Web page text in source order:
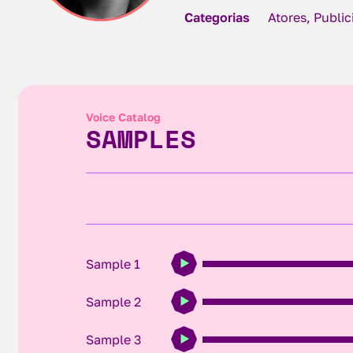
Categorias Atores,
Voice Catalog
SAMPLES
Sample 1
Sample 2
Sample 3